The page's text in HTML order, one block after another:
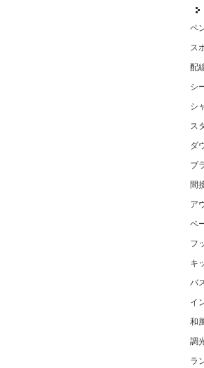
ペ
ス
配
シ
シ
ス
ダ
ブ
間
ア
ベ
フ
キ
バ
イ
和
調
ラ